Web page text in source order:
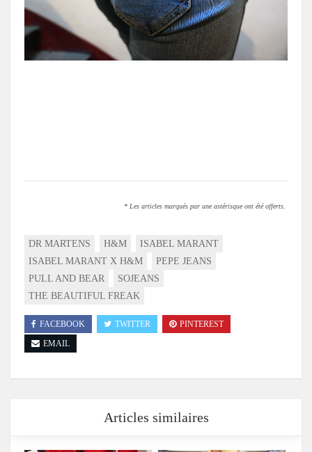
* Les articles marqués par une astérisque ont été offerts.
DR MARTENS H&M
ISABEL MARANT
ISABEL MARANT X H&M
PEPE JEANS
PULL AND BEAR
SOJEANS
THE BEAUTIFUL FREAK
FACEBOOK TWITTER
PINTEREST
EMAIL
Articles similaires